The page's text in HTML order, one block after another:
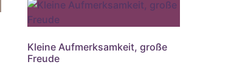
Kleine Aufmerksamkeit, große
Freude